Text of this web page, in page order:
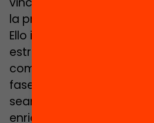
la profesión y la
Ello implica mantener una
estrecha y directa con
competentes y
fases, para conseguir
sean más fluidas y, a la
enriquecer y mejorar el